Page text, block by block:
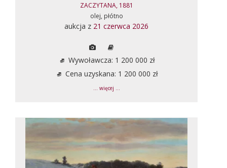
ZACZYTANA, 1881
olej, płótno
aukcja z 21 czerwca 2026
Wywoławcza: 1 200 000 zł
Cena uzyskana: 1 200 000 zł
... więcej ...